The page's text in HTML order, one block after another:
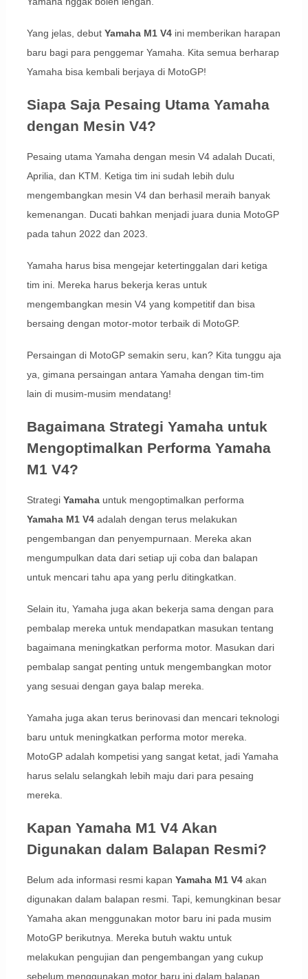
Yang jelas, debut Yamaha M1 V4ini memberikan harapan
baru bagi para penggemar Yamaha. Kita semua berharap
Yamaha bisa kembali berjaya di MotoGP!
Siapa Saja Pesaing Utama Yamaha
dengan Mesin V4?
Pesaing utama Yamaha dengan mesin V4 adalah Ducati,
Aprilia, dan KTM. Ketiga tim ini sudah lebih dulu
mengembangkan mesin V4 dan berhasil meraih banyak
kemenangan. Ducati bahkan menjadi juara dunia MotoGP
pada tahun 2022 dan 2023.
Yamaha harus bisa mengejar ketertinggalan dari ketiga
tim ini. Mereka harus bekerja keras untuk
mengembangkan mesin V4 yang kompetitif dan bisa
bersaing dengan motor-motor terbaik di MotoGP.
Persaingan di MotoGP semakin seru, kan? Kita tunggu aja
ya, gimana persaingan antara Yamaha dengan tim-tim
lain di musim-musim mendatang!
Bagaimana Strategi Yamaha untuk
Mengoptimalkan Performa Yamaha
M1 V4?
Strategi Yamahauntuk mengoptimalkan performa
Yamaha M1 V4adalah dengan terus melakukan
pengembangan dan penyempurnaan. Mereka akan
mengumpulkan data dari setiap uji coba dan balapan
untuk mencari tahu apa yang perlu ditingkatkan.
Selain itu, Yamaha juga akan bekerja sama dengan para
pembalap mereka untuk mendapatkan masukan tentang
bagaimana meningkatkan performa motor. Masukan dari
pembalap sangat penting untuk mengembangkan motor
yang sesuai dengan gaya balap mereka.
Yamaha juga akan terus berinovasi dan mencari teknologi
baru untuk meningkatkan performa motor mereka.
MotoGP adalah kompetisi yang sangat ketat, jadi Yamaha
harus selalu selangkah lebih maju dari para pesaing
mereka.
Kapan Yamaha M1 V4 Akan
Digunakan dalam Balapan Resmi?
Belum ada informasi resmi kapan Yamaha M1 V4akan
digunakan dalam balapan resmi. Tapi, kemungkinan besar
Yamaha akan menggunakan motor baru ini pada musim
MotoGP berikutnya. Mereka butuh waktu untuk
melakukan pengujian dan pengembangan yang cukup
sebelum menggunakan motor baru ini dalam balapan